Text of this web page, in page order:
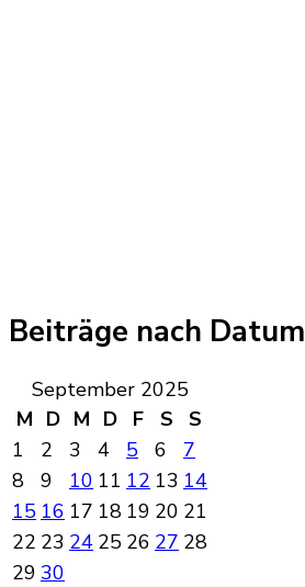
Beiträge nach Datum
September 2025
M D M D F S
S
1
2 3 4 5 6
7
8
9 10 11 12 13 14
15 16 17 18 19 20 21
22 23 24 25 26 27 28
29 30